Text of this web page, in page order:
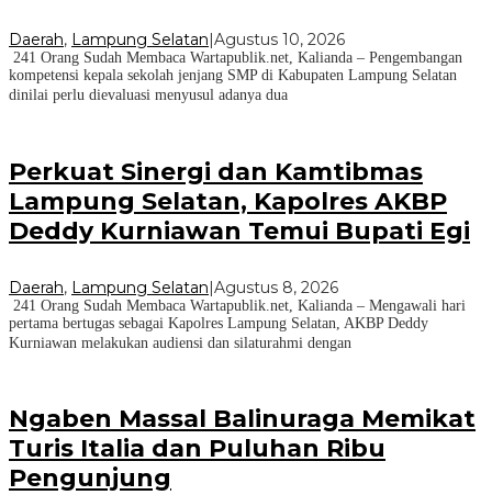
Daerah, Lampung Selatan Agustus 10, 2026
241 Orang Sudah Membaca Wartapublik.net, Kalianda – Pengembangan
kompetensi kepala sekolah jenjang SMP di Kabupaten Lampung Selatan
dinilai perlu dievaluasi menyusul adanya dua
Perkuat Sinergi dan Kamtibmas
Lampung Selatan, Kapolres AKBP
Deddy Kurniawan Temui Bupati Egi
Daerah, Lampung Selatan|Agustus 8, 2026
241 Orang Sudah Membaca Wartapublik.net, Kalianda – Mengawali hari
pertama bertugas sebagai Kapolres Lampung Selatan, AKBP Deddy
Kurniawan melakukan audiensi dan silaturahmi dengan
Ngaben Massal Balinuraga Memikat
Turis Italia dan Puluhan Ribu
Pengunjung